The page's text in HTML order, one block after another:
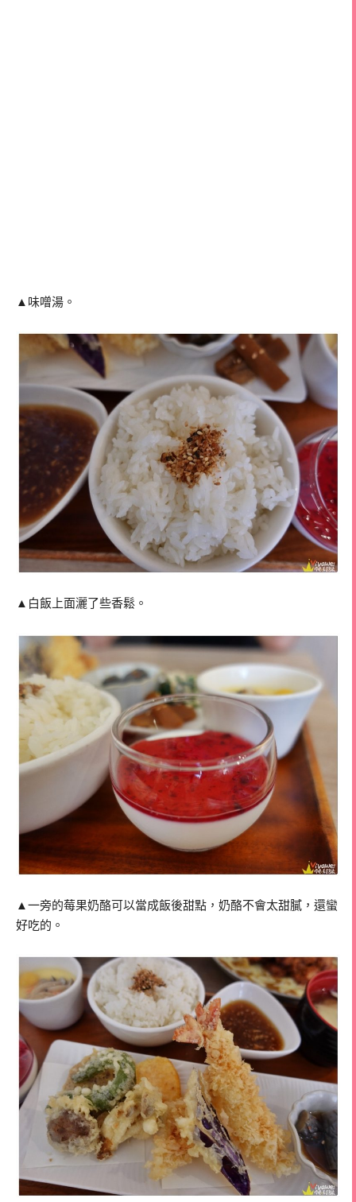
▲味噌湯。
▲白飯上面灑了些香鬆。
▲一旁的莓果奶酪可以當成飯後甜點，奶酪不會太甜膩，還蠻
好吃的。